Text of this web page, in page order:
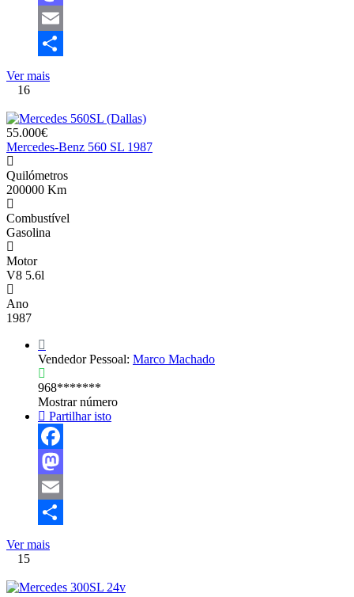
Mastodon
Email
Share
Ver mais
16
55.000€
Mercedes-Benz 560 SL 1987
Quilómetros
200000 Km
Combustível
Gasolina
Motor
V8 5.6l
Ano
1987
Vendedor Pessoal: Marco Machado
968*******
Mostrar número
Partilhar isto
Facebook
Mastodon
Email
Share
Ver mais
15